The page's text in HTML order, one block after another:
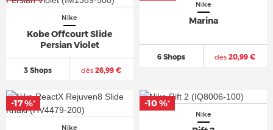
Nike
Kobe Offcourt Slide
Persian Violet
3 Shops dès 26,99 €
Nike
Marina
6 Shops dès 20,99 €
Nike
-17 %*
Nike
-10 %*